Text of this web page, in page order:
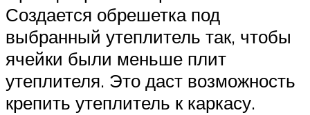
Создается обрешетка под
выбранный утеплитель так, чтобы
ячейки были меньше плит
утеплителя. Это даст возможность
крепить утеплитель к каркасу.